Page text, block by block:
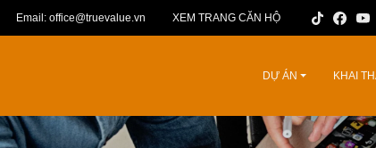
Email: office@truevalue.vn XEM TRANG CĂN HỘ
DỰ ÁN KHAI